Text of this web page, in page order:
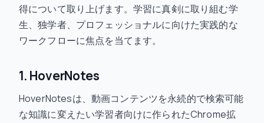
得について取り上げます。学習に真剣に取り組む学
生、独学者、プロフェッショナルに向けた実践的な
ワークフローに焦点を当てます。
1. HoverNotes
HoverNotesは、動画コンテンツを永続的で検索可能
な知識に変えたい学習者向けに作られたChrome拡